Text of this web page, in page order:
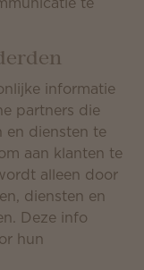
informatie
partners die
en diensten te
aan klanten te
alleen door
diensten en
Deze info
hun